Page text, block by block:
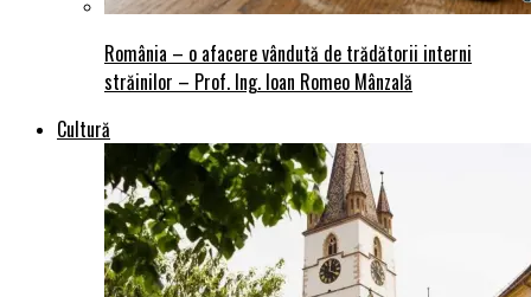
România – o afacere vândută de trădătorii interni
străinilor – Prof. Ing. Ioan Romeo Mânzală
Cultură